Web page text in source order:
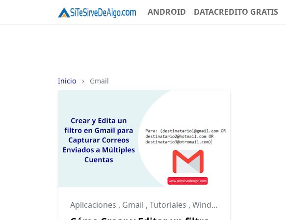
ANDROID DATACREDITO GRATIS
Inicio Gmail
Aplicaciones , Gmail , Tutoriales , Windows